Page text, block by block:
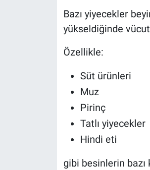
Bazı yiyecekler
yükseldiğinde
Özellikle:
Süt ürünleri
Muz
Pirinç
Tatlı yiyecekler
Hindi eti
gibi besinlerin